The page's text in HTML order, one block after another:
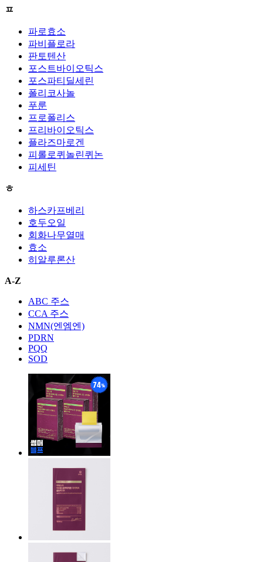
ㅍ
파로효소
파비플로라
판토텐산
포스트바이오틱스
포스파티딜세린
폴리코사놀
푸룬
프로폴리스
프리바이오틱스
플라즈마로겐
피롤로퀴놀린퀴논
피세틴
ㅎ
하스카프베리
호두오일
회화나무열매
효소
히알루론산
A-Z
ABC 주스
CCA 주스
NMN(엔엠엔)
PDRN
PQQ
SOD